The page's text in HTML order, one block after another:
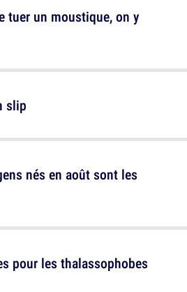
tuer un moustique, on y
nés en août sont les
slip
pour les thalassophobes